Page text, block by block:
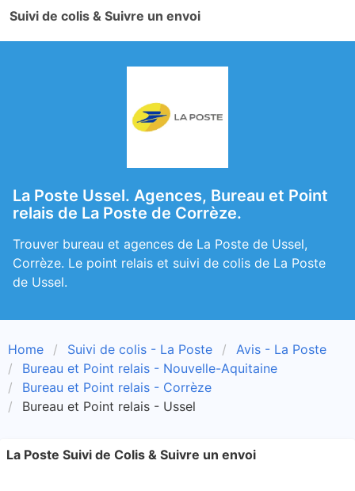
Suivi de colis & Suivre un envoi
La Poste Ussel. Agences, Bureau et Point
relais de La Poste de Corrèze.
Trouver bureau et agences de La Poste de Ussel,
Corrèze. Le point relais et suivi de colis de La Poste
de Ussel.
Home Suivi de colis - La Poste
Avis - La Poste
Bureau et Point relais - Nouvelle-Aquitaine
Bureau et Point relais - Corrèze
Bureau et Point relais - Ussel
La Poste Suivi de Colis & Suivre un envoi